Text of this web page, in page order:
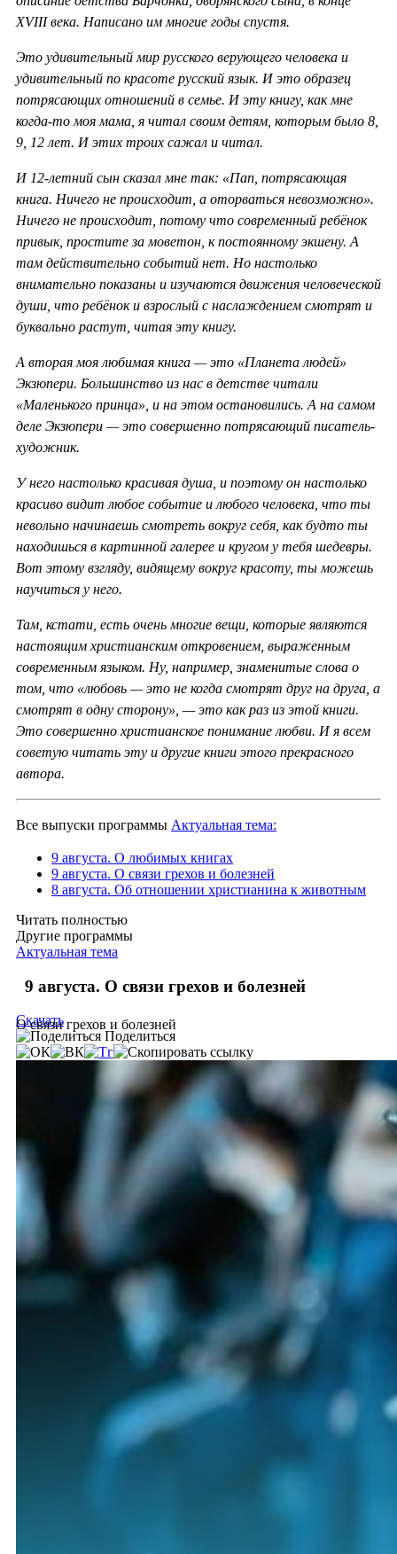
XVIII века. Написано им многие годы спустя.
Это удивительный мир русского верующего человека и
удивительный по красоте русский язык. И это образец
потрясающих отношений в семье. И эту книгу, как мне
когда-то моя мама, я читал своим детям, которым было 8,
9, 12 лет. И этих троих сажал и читал.
И 12-летний сын сказал мне так: «Пап, потрясающая
книга. Ничего не происходит, а оторваться невозможно».
Ничего не происходит, потому что современный ребёнок
привык, простите за моветон, к постоянному экшену. А
там действительно событий нет. Но настолько
внимательно показаны и изучаются движения человеческой
души, что ребёнок и взрослый с наслаждением смотрят и
буквально растут, читая эту книгу.
А вторая моя любимая книга — это «Планета людей»
Экзюпери. Большинство из нас в детстве читали
«Маленького принца», и на этом остановились. А на самом
деле Экзюпери — это совершенно потрясающий писатель-
художник.
У него настолько красивая душа, и поэтому он настолько
красиво видит любое событие и любого человека, что ты
невольно начинаешь смотреть вокруг себя, как будто ты
находишься в картинной галерее и кругом у тебя шедевры.
Вот этому взгляду, видящему вокруг красоту, ты можешь
научиться у него.
Там, кстати, есть очень многие вещи, которые являются
настоящим христианским откровением, выраженным
современным языком. Ну, например, знаменитые слова о
том, что «любовь — это не когда смотрят друг на друга, а
смотрят в одну сторону», — это как раз из этой книги.
Это совершенно христианское понимание любви. И я всем
советую читать эту и другие книги этого прекрасного
автора.
Все выпуски программы Актуальная тема:
9 августа. О любимых книгах
9 августа. О связи грехов и болезней
8 августа. Об отношении христианина к животным
Читать полностью
Другие программы
Актуальная тема
9 августа. О связи грехов и болезней
О связи грехов и болезней
Скачать
Поделиться